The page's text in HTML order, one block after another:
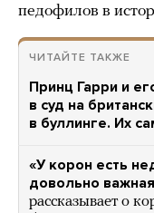
педофилов в
ЧИТАЙТЕ ТАКЖЕ
Принц Гарри и
в суд на
в буллинге. Их
«У корон есть
довольно
рассказывает о